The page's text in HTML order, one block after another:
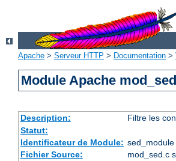
Apache > Serveur HTTP > Documentation >
Module Apache mod_sed
Description: Filtre les
Statut:
Identificateur de Module: sed_module
Fichier Source:
mod_sed.c